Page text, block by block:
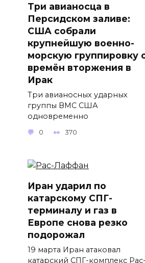
Три авианосца в
Персидском заливе:
США собрали
крупнейшую военно-
морскую группировку
времён вторжения в
Ирак
Три авианосных ударных
группы ВМС США
одновременно
0 370
Иран ударил по
катарскому СПГ-
терминалу и газ в
Европе снова резко
подорожал
19 марта Иран атаковал
катарский СПГ-комплекс Рас-